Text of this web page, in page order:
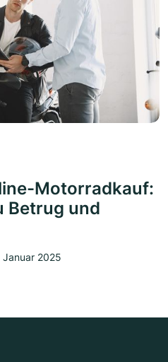
Motorradkauf:
Betrug und
Januar 2025